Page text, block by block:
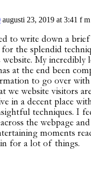
augusti 23, 2019 at 3:41 f m
to write down a brief
the splendid
website. My incredibly
at the end been
to go over
we website visitors
in a decent place
techniques. I
the webpage
moments
for a lot of things.